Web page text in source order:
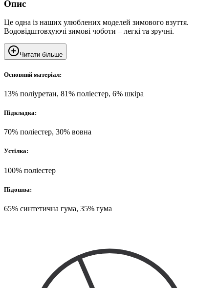
Опис
Це одна із наших улюблених моделей зимового взуття.
Водовідштовхуючі зимові чоботи – легкі та зручні.
Читати більше
Основний матеріал:
13% поліуретан, 81% поліестер, 6% шкіра
Підкладка:
70% поліестер, 30% вовна
Устілка:
100% поліестер
Підошва:
65% синтетична гума, 35% гума